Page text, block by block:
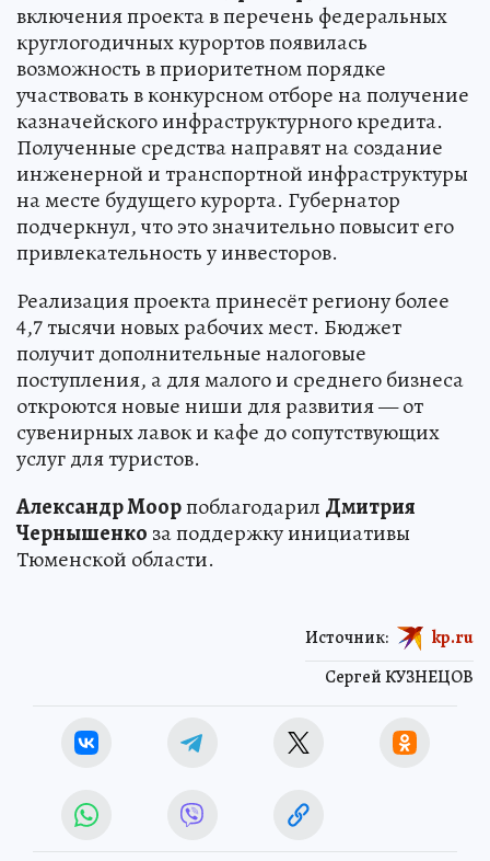
включения проекта в перечень федеральных
круглогодичных курортов появилась
возможность в приоритетном порядке
участвовать в конкурсном отборе на получение
казначейского инфраструктурного кредита.
Полученные средства направят на создание
инженерной и транспортной инфраструктуры
на месте будущего курорта. Губернатор
подчеркнул, что это значительно повысит его
привлекательность у инвесторов.
Реализация проекта принесёт региону более
4,7 тысячи новых рабочих мест. Бюджет
получит дополнительные налоговые
поступления, а для малого и среднего бизнеса
откроются новые ниши для развития — от
сувенирных лавок и кафе до сопутствующих
услуг для туристов.
Александр Моорпоблагодарил Дмитрия
Чернышенко за поддержку инициативы
Тюменской области.
Сергей КУЗНЕЦОВ
Источник: kp.ru